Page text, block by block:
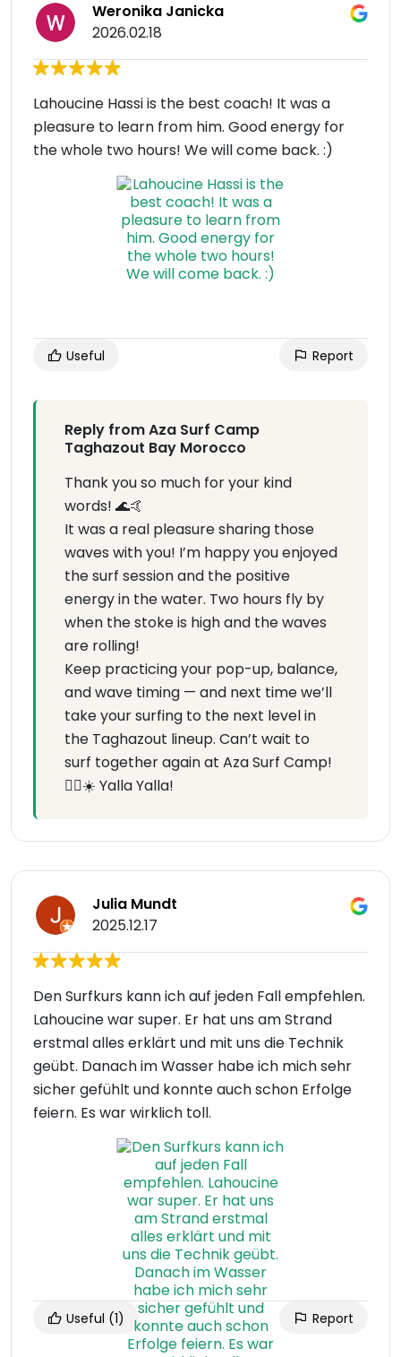
Weronika Janicka
2026.02.18
Lahoucine Hassi is the best coach! It was a
pleasure to learn from him. Good energy for
the whole two hours! We will come back. :)
Useful Report
Reply from Aza Surf Camp
Taghazout Bay Morocco
Thank you so much for your kind
words! 🌊🤙
It was a real pleasure sharing those
waves with you! I’m happy you enjoyed
the surf session and the positive
energy in the water. Two hours fly by
when the stoke is high and the waves
are rolling!
Keep practicing your pop-up, balance,
and wave timing — and next time we’ll
take your surfing to the next level in
the Taghazout lineup. Can’t wait to
surf together again at Aza Surf Camp!
🏄‍♂️☀️ Yalla Yalla!
Julia Mundt
2025.12.17
Den Surfkurs kann ich auf jeden Fall empfehlen.
Lahoucine war super. Er hat uns am Strand
erstmal alles erklärt und mit uns die Technik
geübt. Danach im Wasser habe ich mich sehr
sicher gefühlt und konnte auch schon Erfolge
feiern. Es war wirklich toll.
Useful (1) Report